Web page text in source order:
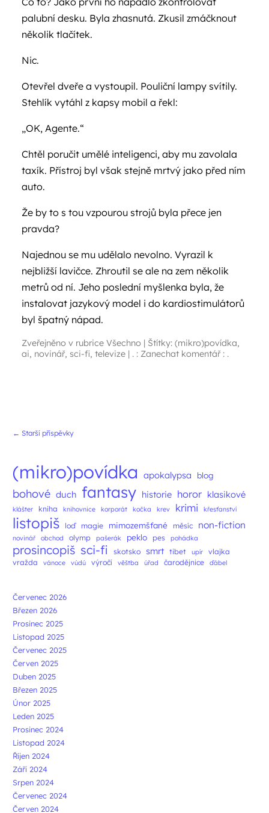
palubní desku. Byla zhasnutá. Zkusil zmáčknout
několik tlačítek.
Nic.
Otevřel dveře a vystoupil. Pouliční lampy svítily.
Stehlík vytáhl z kapsy mobil a řekl:
„OK, Agente.“
Chtěl poručit umělé inteligenci, aby mu zavolala
taxík. Přístroj byl však stejně mrtvý jako před ním
auto.
Že by to s tou vzpourou strojů byla přece jen
pravda?
Najednou se mu udělalo nevolno. Vyrazil k
nejbližší lavičce. Zhroutil se ale na zem několik
metrů od ní. Jeho poslední myšlenka byla, že
instalovat jazykový model i do kardiostimulátorů
byl špatný nápad.
Zveřejněno v rubrice Všechno | Štítky: (mikro)povídka,
ai, novinář, sci-fi, televize | . : Zanechat komentář : .
← Starší příspěvky
(mikro)povídka apokalypsa blog
bohové duch fantasy historie horor klasikové
klášter kniha knihovnice korporát kočka krev krimi křesťanství
listopiš loď magie mimozemšťané měsíc non-fiction
novinář obchod olymp pašerák peklo pes pohádka
prosincopiš sci-fi skotsko smrt tibet upír
vlajka
vražda
vánoce vúdú výročí věštba úřad čarodějnice ďábel
Červenec 2026
Březen 2026
Prosinec 2025
Listopad 2025
Červenec 2025
Červen 2025
Duben 2025
Březen 2025
Únor 2025
Leden 2025
Prosinec 2024
Listopad 2024
Říjen 2024
Září 2024
Srpen 2024
Červenec 2024
Červen 2024